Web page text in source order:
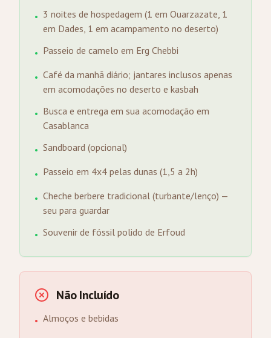
• 3 noites de hospedagem (1 em Ouarzazate, 1
em Dades, 1 em acampamento no deserto)
• Passeio de camelo em Erg Chebbi
• Café da manhã diário; jantares inclusos apenas
em acomodações no deserto e kasbah
• Busca e entrega em sua acomodação em
Casablanca
• Sandboard (opcional)
• Passeio em 4x4 pelas dunas (1,5 a 2h)
• Cheche berbere tradicional (turbante/lenço) —
seu para guardar
• Souvenir de fóssil polido de Erfoud
Não Incluído
• Almoços e bebidas